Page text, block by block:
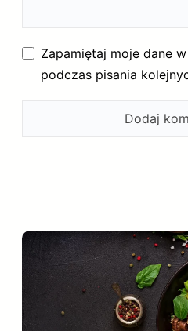
Zapamiętaj moje dane
podczas pisania